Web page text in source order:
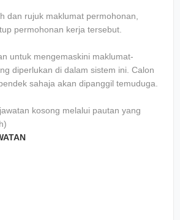
dan rujuk maklumat permohonan,
permohonan kerja tersebut.
untuk mengemaskini maklumat-
diperlukan di dalam sistem ini. Calon
sahaja akan dipanggil temuduga.
kosong melalui pautan yang